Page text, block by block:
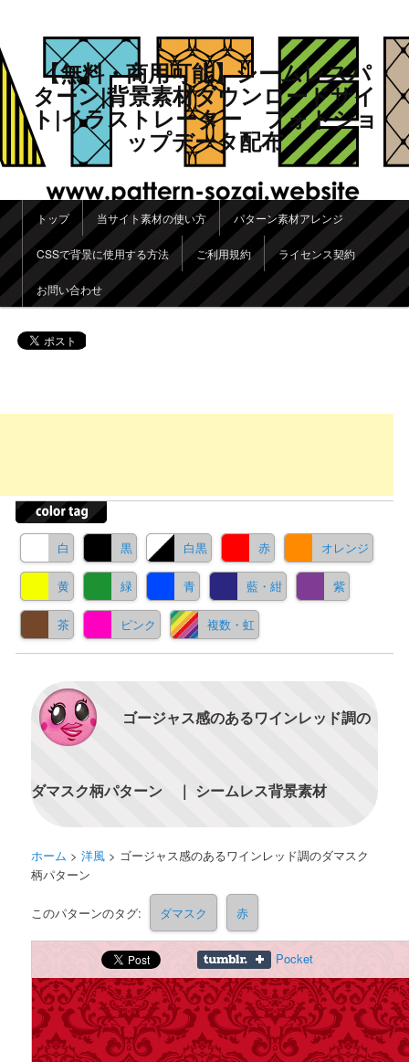
【無料・商用可能】シームレスパ
ターン|背景素材ダウンロードサイ
ト|イラストレーター フォトショ
ップデータ配布
メインメニュー
メインコンテンツへ移動
サブコンテンツへ移動
トップ 当サイト素材の使い方 パターン素材アレンジ
CSSで背景に使用する方法 ご利用規約 ライセンス契約
お問い合わせ
白 黒 白黒 赤 オレンジ
黄 緑 青 藍・紺 紫
茶 ピンク 複数・虹
ゴージャス感のあるワインレッド調の
ダマスク柄パターン ｜ シームレス背景素材
ホーム >洋風 > ゴージャス感のあるワインレッド調のダマスク
柄パターン
このパターンのタグ: ダマスク 赤
Pocket